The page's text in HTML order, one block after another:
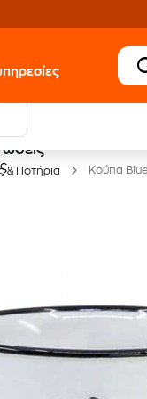
& Ποτήρια Κούπα